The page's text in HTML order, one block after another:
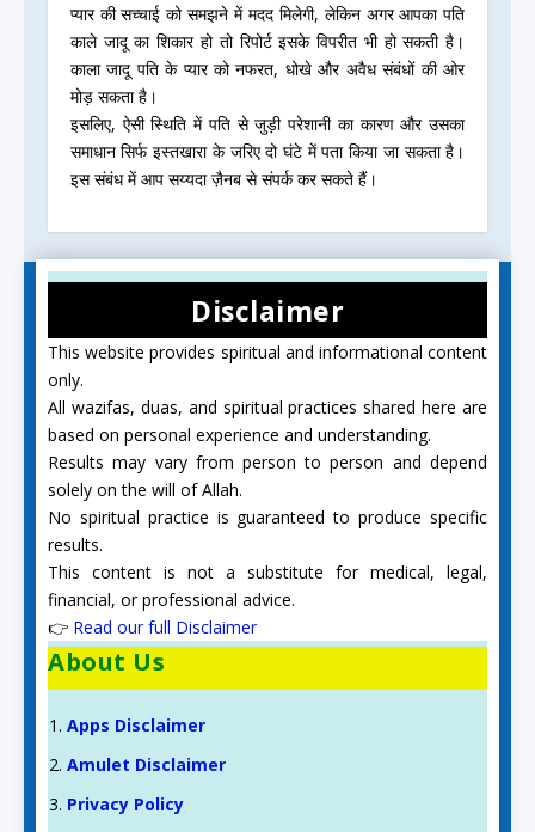
प्यार की सच्चाई को समझने में मदद मिलेगी, लेकिन अगर आपका पति
काले जादू का शिकार हो तो रिपोर्ट इसके विपरीत भी हो सकती है।
काला जादू पति के प्यार को नफरत, धोखे और अवैध संबंधों की ओर
मोड़ सकता है।
इसलिए, ऐसी स्थिति में पति से जुड़ी परेशानी का कारण और उसका
समाधान सिर्फ इस्तखारा के जरिए दो घंटे में पता किया जा सकता है।
इस संबंध में आप सय्यदा ज़ैनब से संपर्क कर सकते हैं।
Disclaimer
This website provides spiritual and informational content
only.
All wazifas, duas, and spiritual practices shared here are
based on personal experience and understanding.
Results may vary from person to person and depend
solely on the will of Allah.
No spiritual practice is guaranteed to produce specific
results.
This content is not a substitute for medical, legal,
financial, or professional advice.
👉 Read our full Disclaimer
About Us
Apps Disclaimer
Amulet Disclaimer
Privacy Policy